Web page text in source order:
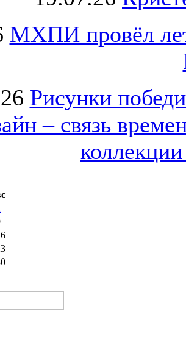
МХПИ провёл
Рисунки
– связь